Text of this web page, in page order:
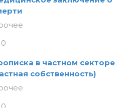
0
в частном секторе
собственность)